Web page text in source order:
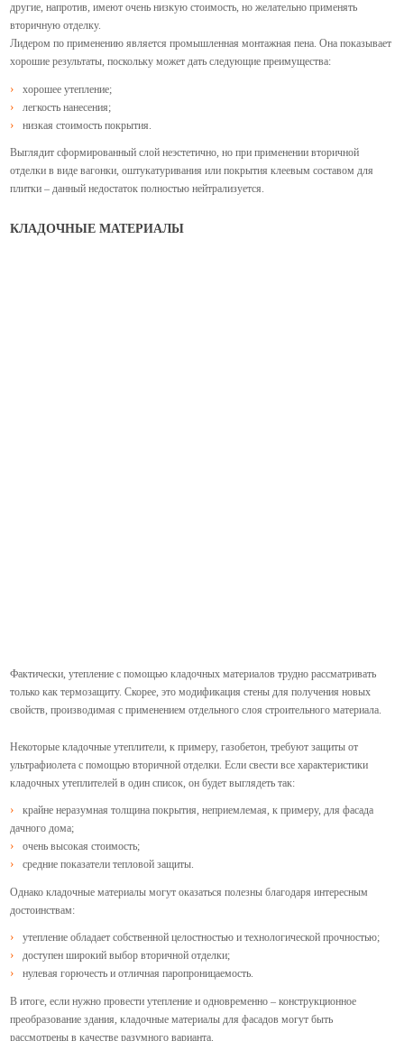
другие, напротив, имеют очень низкую стоимость, но желательно применять
вторичную отделку.
Лидером по применению является промышленная монтажная пена. Она показывает
хорошие результаты, поскольку может дать следующие преимущества:
хорошее утепление;
легкость нанесения;
низкая стоимость покрытия.
Выглядит сформированный слой неэстетично, но при применении вторичной
отделки в виде вагонки, оштукатуривания или покрытия клеевым составом для
плитки – данный недостаток полностью нейтрализуется.
КЛАДОЧНЫЕ МАТЕРИАЛЫ
Фактически, утепление с помощью кладочных материалов трудно рассматривать
только как термозащиту. Скорее, это модификация стены для получения новых
свойств, производимая с применением отдельного слоя строительного материала.
Некоторые кладочные утеплители, к примеру, газобетон, требуют защиты от
ультрафиолета с помощью вторичной отделки. Если свести все характеристики
кладочных утеплителей в один список, он будет выглядеть так:
крайне неразумная толщина покрытия, неприемлемая, к примеру, для фасада
дачного дома;
очень высокая стоимость;
средние показатели тепловой защиты.
Однако кладочные материалы могут оказаться полезны благодаря интересным
достоинствам:
утепление обладает собственной целостностью и технологической прочностью;
доступен широкий выбор вторичной отделки;
нулевая горючесть и отличная паропроницаемость.
В итоге, если нужно провести утепление и одновременно – конструкционное
преобразование здания, кладочные материалы для фасадов могут быть
рассмотрены в качестве разумного варианта.